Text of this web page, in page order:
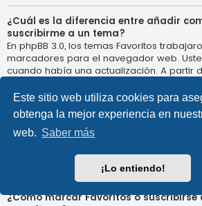
Este sitio web utiliza cookies para
obtenga la mejor experiencia en
web. Saber más
¡Lo entiendo!
¿Cuál es la diferencia entre añadir
suscribirme a un tema?
En phpBB 3.0, los temas Favoritos
marcadores para el navegador web.
cuando había una actualización. A partir
Favoritos son más como suscribirse a
notificado cuando un tema Favorito se
sin embargo, se le avisará de que hay
tema, o foro en el propio foro. Las
para los Favoritos y las suscripciones se
el Panel de Control de Usuario, en
¿Cómo marcar Favoritos o suscribirse